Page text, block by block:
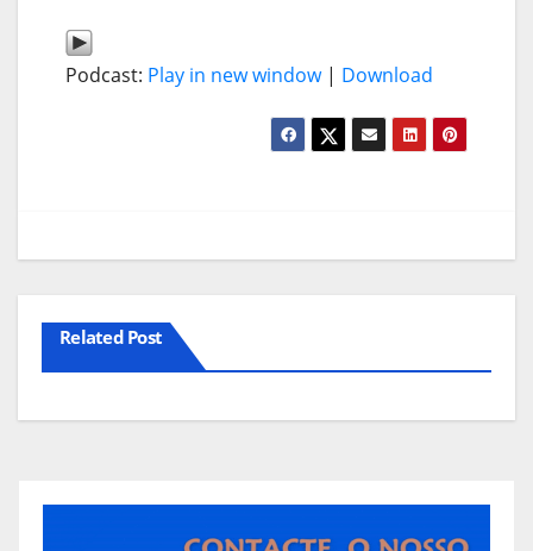
Podcast: Play in new window| Download
Related Post